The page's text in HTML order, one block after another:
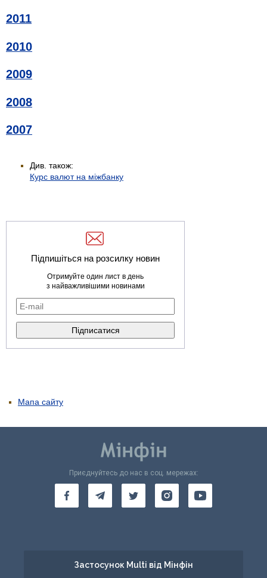
2011
2010
2009
2008
2007
Див. також:
Курс валют на міжбанку
Підпишіться на розсилку новин
Отримуйте один лист в день
з найважливішими новинами
Мапа сайту
Приєднуйтесь до нас в соц. мережах:
Застосунок Multi від Мінфін